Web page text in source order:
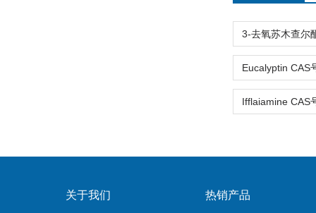
关于我们 热销产品